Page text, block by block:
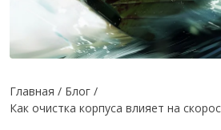
Главная
Блог
Как очистка корпуса влияет на